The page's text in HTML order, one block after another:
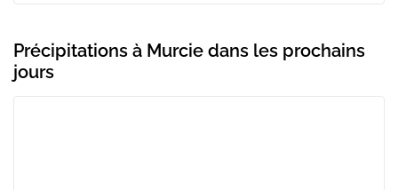
Précipitations à Murcie dans les prochains
jours